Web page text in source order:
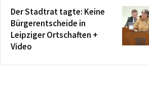
Der Stadtrat tagte: Keine
Bürgerentscheide in
Leipziger Ortschaften +
Video